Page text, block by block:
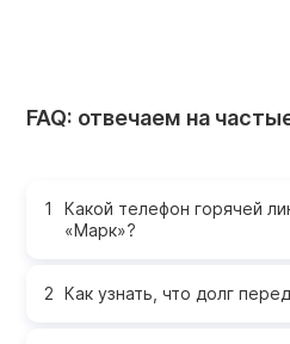
FAQ: отвечаем на
Какой телефон горячей
«Марк»?
Как узнать, что долг